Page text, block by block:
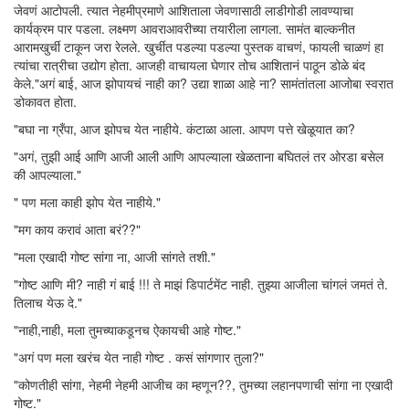
जेवणं आटोपली. त्यात नेहमीप्रमाणे आशिताला जेवणासाठी लाडीगोडी लावण्याचा
कार्यक्रम पार पडला. लक्ष्मण आवराआवरीच्या तयारीला लागला. सामंत बाल्कनीत
आरामखुर्ची टाकून जरा रेलले. खुर्चीत पडल्या पडल्या पुस्तक वाचणं, फायली चाळणं हा
त्यांचा रात्रीचा उद्योग होता. आजही वाचायला घेणार तोच आशितानं पाठून डोळे बंद
केले."अगं बाई, आज झोपायचं नाही का? उद्या शाळा आहे ना? सामंतांतला आजोबा स्वरात
डोकावत होता.
"बघा ना ग्रँपा, आज झोपच येत नाहीये. कंटाळा आला. आपण पत्ते खेळूयात का?
"अगं, तुझी आई आणि आजी आली आणि आपल्याला खेळताना बघितलं तर ओरडा बसेल
की आपल्याला."
" पण मला काही झोप येत नाहीये."
"मग काय करावं आता बरं??"
"मला एखादी गोष्ट सांगा ना, आजी सांगते तशी."
"गोष्ट आणि मी? नाही गं बाई !!! ते माझं डिपार्टमेंट नाही. तुझ्या आजीला चांगलं जमतं ते.
तिलाच येऊ दे."
"नाही,नाही, मला तुमच्याकडूनच ऐकायची आहे गोष्ट."
"अगं पण मला खरंच येत नाही गोष्ट . कसं सांगणार तुला?"
"कोणतीही सांगा, नेहमी नेहमी आजीच का म्हणून??, तुमच्या लहानपणाची सांगा ना एखादी
गोष्ट."